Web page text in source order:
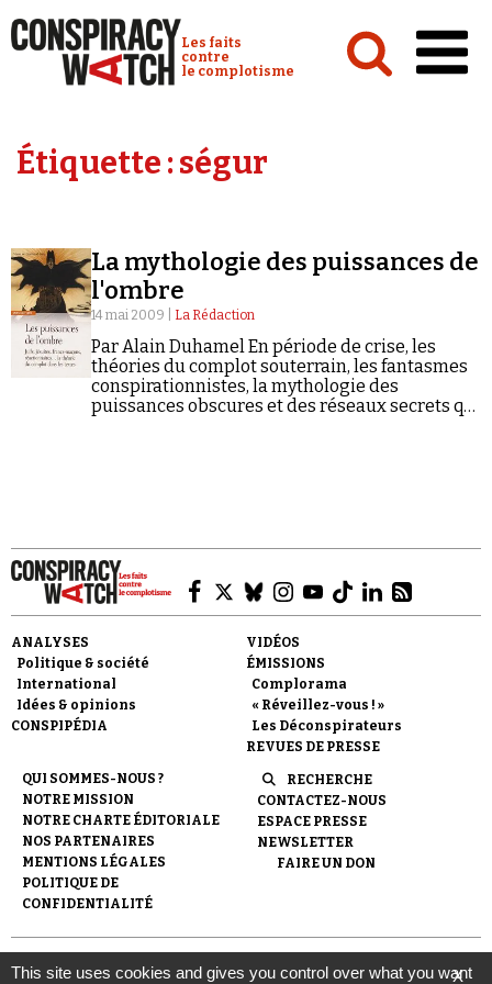
Conspiracy Watch :
Les faits
contre
le complotisme
Analyses
Vidéos
Émissions
Revues de presse
Faire un don
Demander à Vera
Étiquette :ségur
La mythologie des puissances de
l'ombre
14 mai 2009 | La Rédaction
Par Alain Duhamel En période de crise, les
théories du complot souterrain, les fantasmes
conspirationnistes, la mythologie des
puissances obscures et des réseaux secrets qui
ANALYSES
Politique & société
International
Idées & opinions
CONSPIPÉDIA
VIDÉOS
ÉMISSIONS
Complorama
« Réveillez-vous ! »
Les Déconspirateurs
REVUES DE PRESSE
QUI SOMMES-NOUS ?
NOTRE MISSION
NOTRE CHARTE ÉDITORIALE
NOS PARTENAIRES
MENTIONS LÉGALES
POLITIQUE DE
CONFIDENTIALITÉ
RECHERCHE
CONTACTEZ-NOUS
ESPACE PRESSE
NEWSLETTER
FAIRE UN DON
© 2007- 2026 Conspiracy Watch | Une réalisation de
l'Observatoire du conspirationnisme (association loi de 1901) avec
X
This site uses cookies and gives you control over what you want